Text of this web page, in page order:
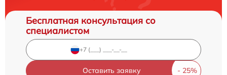
Бесплатная консультация со
специалистом
Оставить заявку